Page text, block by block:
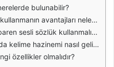
bulunabilir?
avantajları nelerdir?
sesli sözlük kullanmalıyım?
hazinemi nasıl geliştirebilirim?
özellikler olmalıdır?